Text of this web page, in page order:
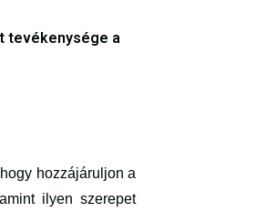
tevékenysége a
hozzájáruljon a
ilyen szerepet